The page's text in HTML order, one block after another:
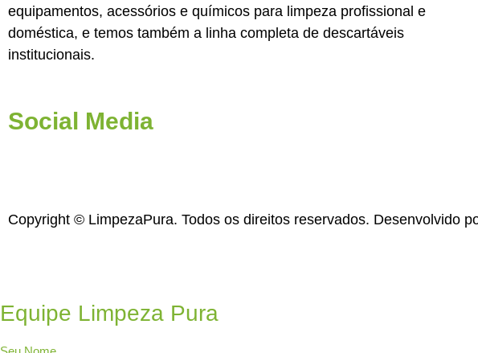
equipamentos, acessórios e químicos para limpeza profissional e
doméstica, e temos também a linha completa de descartáveis
institucionais.
Social Media
Copyright © LimpezaPura. Todos os direitos reservados. Desenvolvido
Equipe Limpeza Pura